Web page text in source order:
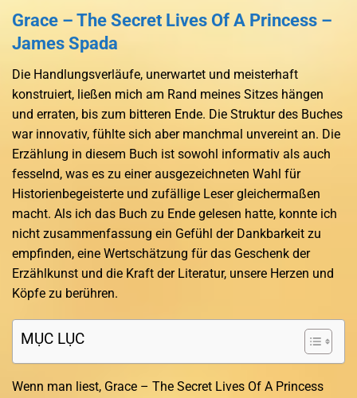
Grace – The Secret Lives Of A Princess –
James Spada
Die Handlungsverläufe, unerwartet und meisterhaft
konstruiert, ließen mich am Rand meines Sitzes hängen
und erraten, bis zum bitteren Ende. Die Struktur des Buches
war innovativ, fühlte sich aber manchmal unvereint an. Die
Erzählung in diesem Buch ist sowohl informativ als auch
fesselnd, was es zu einer ausgezeichneten Wahl für
Historienbegeisterte und zufällige Leser gleichermaßen
macht. Als ich das Buch zu Ende gelesen hatte, konnte ich
nicht zusammenfassung ein Gefühl der Dankbarkeit zu
empfinden, eine Wertschätzung für das Geschenk der
Erzählkunst und die Kraft der Literatur, unsere Herzen und
Köpfe zu berühren.
MỤC LỤC
Wenn man liest, Grace – The Secret Lives Of A Princess